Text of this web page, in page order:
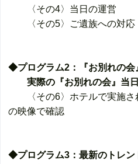
〈その4〉当日の運営
〈その5〉ご遺族への対応
◆プログラム2：『お別れの会
実際の『お別れの会』当日
〈その6〉ホテルで実施さ
の映像で確認
◆プログラム3：最新のトレン